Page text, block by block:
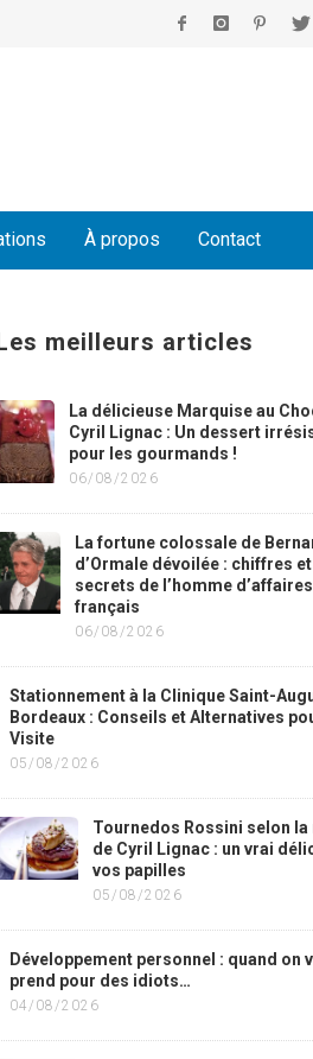
À propos Contact
meilleurs articles
La délicieuse Marquise au
Cyril Lignac : Un dessert
pour les gourmands !
06/08/2026
La fortune colossale de
d’Ormale dévoilée : chiffres et
secrets de l’homme d’affaires
français
06/08/2026
Stationnement à la Clinique Saint-
Bordeaux : Conseils et Alternatives
Visite
05/08/2026
Tournedos Rossini selon
de Cyril Lignac : un vrai
vos papilles
05/08/2026
Développement personnel : quand on
prend pour des idiots…
04/08/2026